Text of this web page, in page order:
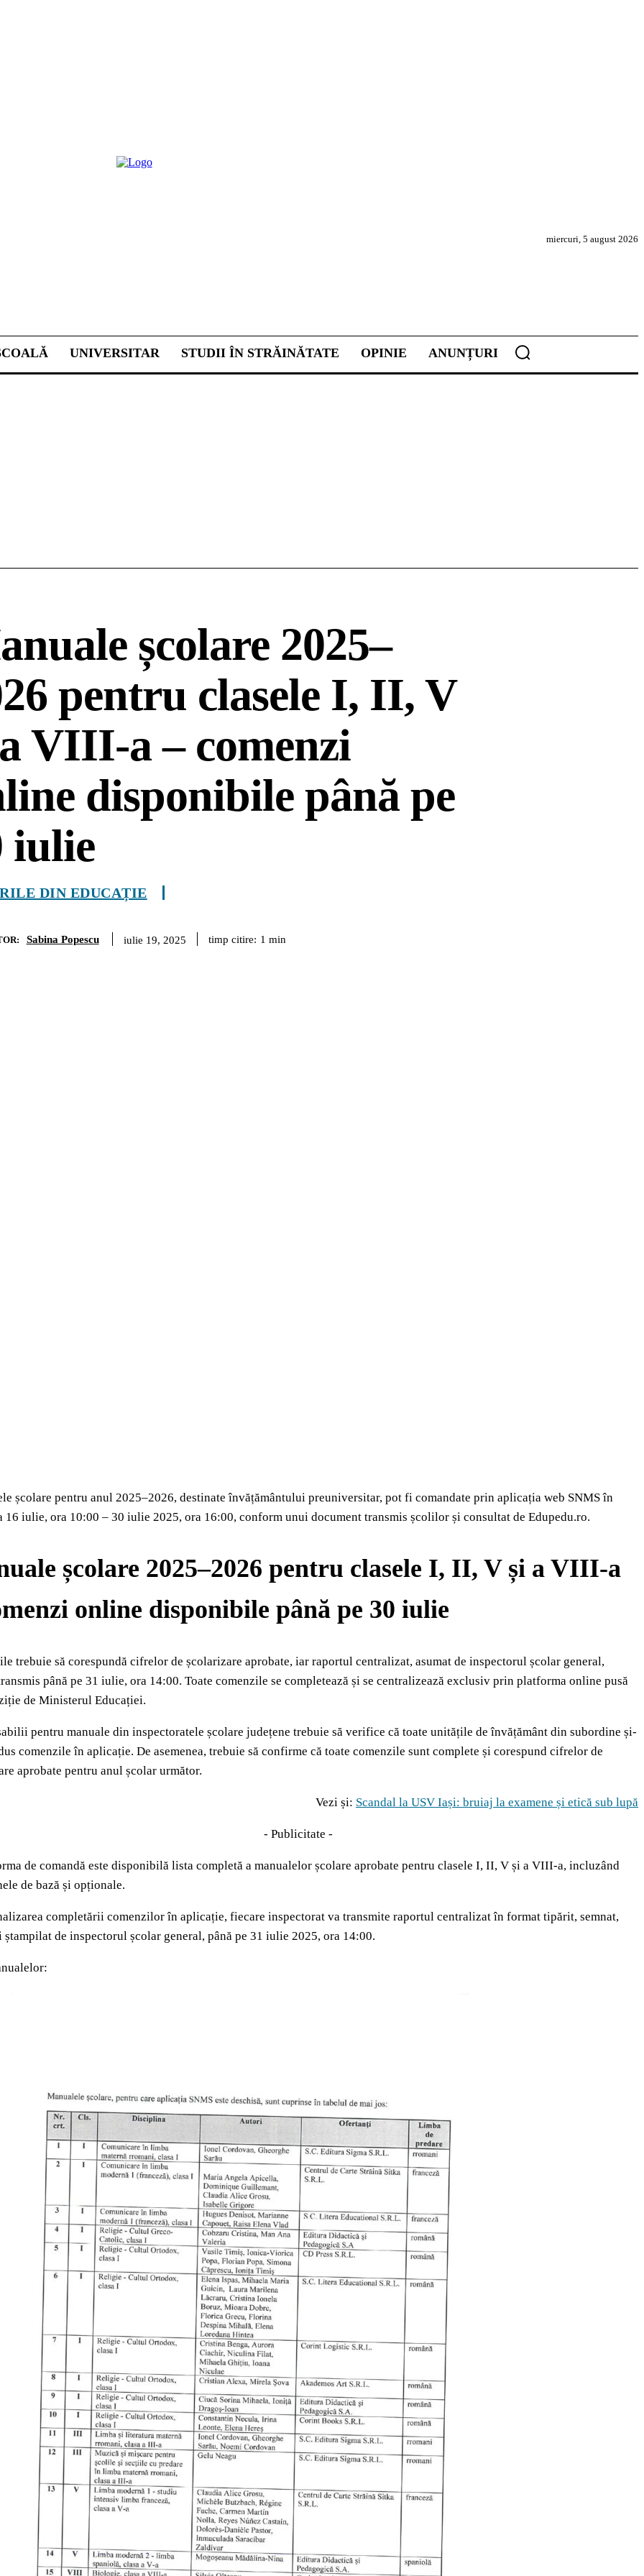
miercuri, 5 august 2026
UNIVERSITAR STUDII ÎN STRĂINĂTATE OPINIE ANUNȚURI
școlare 2025–
pentru clasele I, II, V
VIII-a – comenzi
disponibile până pe
iulie
DIN EDUCAȚIE
Sabina Popescu iulie 19, 2025 timp citire: 1 min
școlare pentru anul 2025–2026, destinate învățământului preuniversitar, pot fi comandate prin aplicația web SNMS în
16 iulie, ora 10:00 – 30 iulie 2025, ora 16:00, conform unui document transmis școlilor și consultat de Edupedu.ro.
școlare 2025–2026 pentru clasele I, II, V și a VIII-a
online disponibile până pe 30 iulie
trebuie să corespundă cifrelor de școlarizare aprobate, iar raportul centralizat, asumat de inspectorul școlar general,
până pe 31 iulie, ora 14:00. Toate comenzile se completează și se centralizează exclusiv prin platforma online pusă
de Ministerul Educației.
pentru manuale din inspectoratele școlare județene trebuie să verifice că toate unitățile de învățământ din subordine și-
comenzile în aplicație. De asemenea, trebuie să confirme că toate comenzile sunt complete și corespund cifrelor de
aprobate pentru anul școlar următor.
Vezi și: Scandal la USV Iași: bruiaj la examene și etică sub lupă
- Publicitate -
de comandă este disponibilă lista completă a manualelor școlare aprobate pentru clasele I, II, V și a VIII-a, incluzând
de bază și opționale.
completării comenzilor în aplicație, fiecare inspectorat va transmite raportul centralizat în format tipărit, semnat,
ștampilat de inspectorul școlar general, până pe 31 iulie 2025, ora 14:00.